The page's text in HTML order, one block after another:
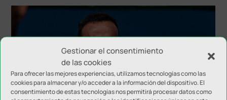
Gestionar el consentimiento
de las cookies
Para ofrecer las mejores experiencias, utilizamos tecnologías como las
cookies para almacenar y/o acceder a la información del dispositivo. El
consentimiento de estas tecnologías nos permitirá procesar datos como
El Linares Deportivo configura el cuerpo técnico